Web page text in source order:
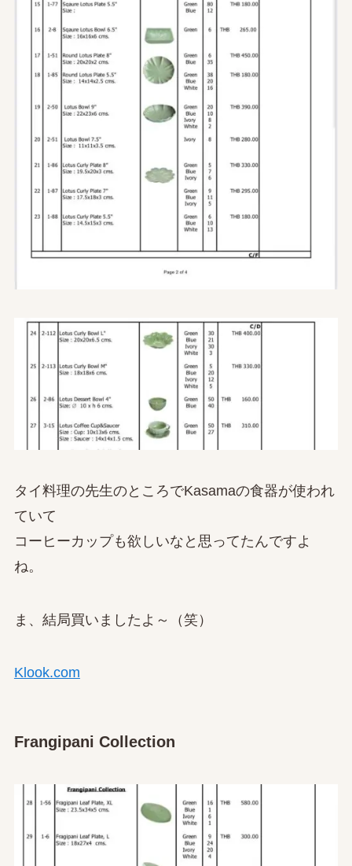
タイ料理の先生のところでKasamaの食器が使われ
ていて
コーヒーカップも欲しいなと思ってたんですよ
ね。
ま、結局買いましたよ～（笑）
Klook.com
Frangipani Collection